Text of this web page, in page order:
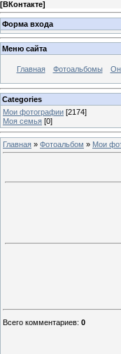
[ВКонтакте]
Форма входа
Меню сайта
Главная Фотоальбомы
Categories
Мои фотографии [2174]
Моя семья [0]
Главная » Фотоальбом » Мои
Всего комментариев: 0